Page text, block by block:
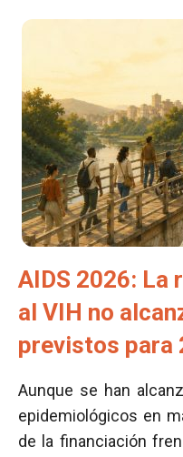
AIDS 2026: La
al VIH no
previstos para
Aunque se han
epidemiológicos en
de la financiación